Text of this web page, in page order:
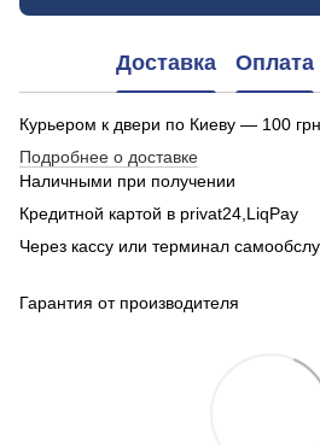
Доставка Оплата
Курьером к двери по Киеву — 100 грн.
Подробнее о доставке
Наличными при получении
Кредитной картой в privat24,LiqPay
Через кассу или терминал
Гарантия от производителя